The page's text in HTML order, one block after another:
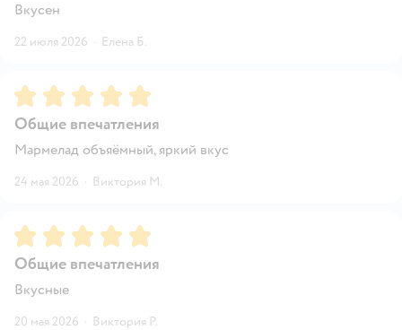
Вкусен
22 июля 2026 · Елена Б.
Рейтинг:5
Общие впечатления
Мармелад объяёмный, яркий вкус
24 мая 2026 · Виктория М.
Рейтинг:5
Общие впечатления
Вкусные
20 мая 2026 · Виктория Р.